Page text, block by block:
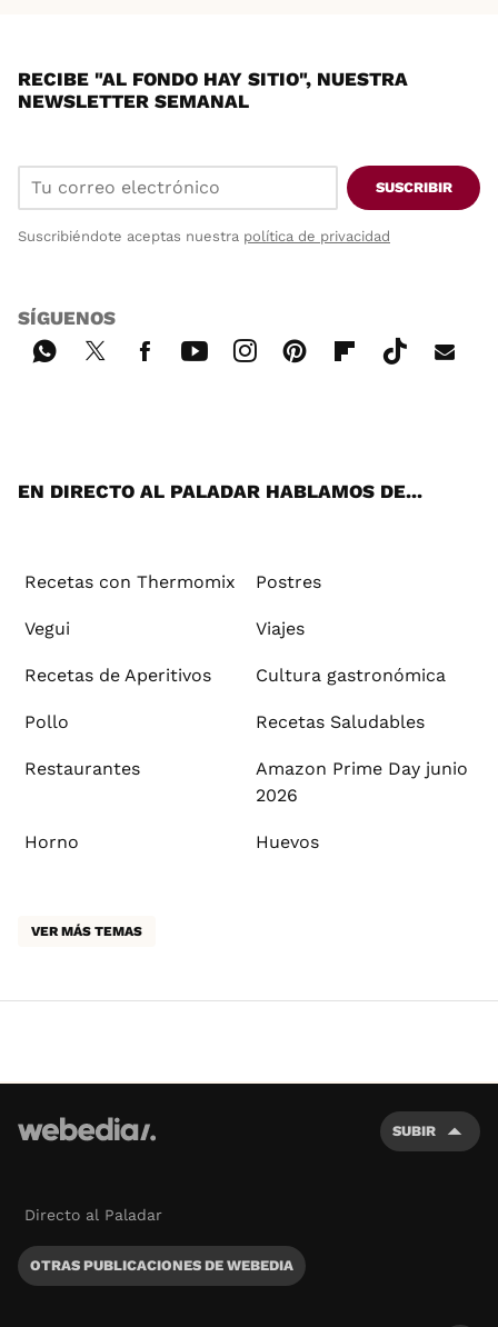
RECIBE "AL FONDO HAY SITIO", NUESTRA
NEWSLETTER SEMANAL
SUSCRIBIR
Suscribiéndote aceptas nuestra política de privacidad
SÍGUENOS
EN DIRECTO AL PALADAR HABLAMOS DE...
Recetas con Thermomix Postres
Vegui Viajes
Recetas de Aperitivos Cultura gastronómica
Pollo Recetas Saludables
Restaurantes
Amazon Prime Day junio
2026
Horno Huevos
VER MÁS TEMAS
SUBIR
Directo al Paladar
OTRAS PUBLICACIONES DE WEBEDIA